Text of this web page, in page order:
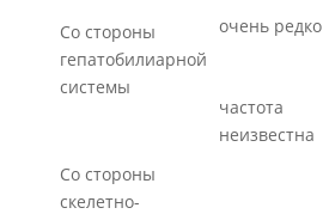
Со стороны
гепатобилиарной
системы
очень редко
частота
неизвестна
Со стороны
скелетно-